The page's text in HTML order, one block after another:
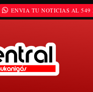
ENVIA TU NOTICIAS AL 549